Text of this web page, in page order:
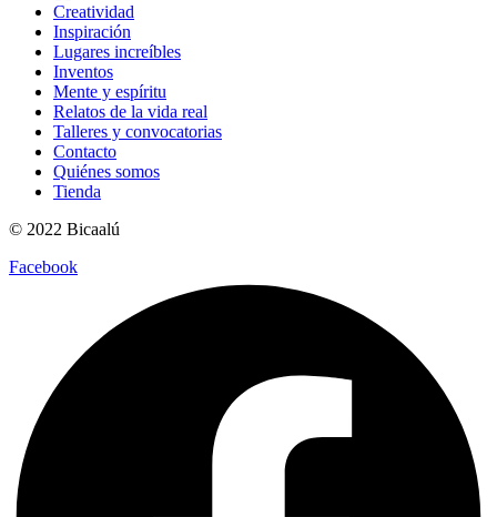
Creatividad
Inspiración
Lugares increíbles
Inventos
Mente y espíritu
Relatos de la vida real
Talleres y convocatorias
Contacto
Quiénes somos
Tienda
© 2022 Bicaalú
Facebook